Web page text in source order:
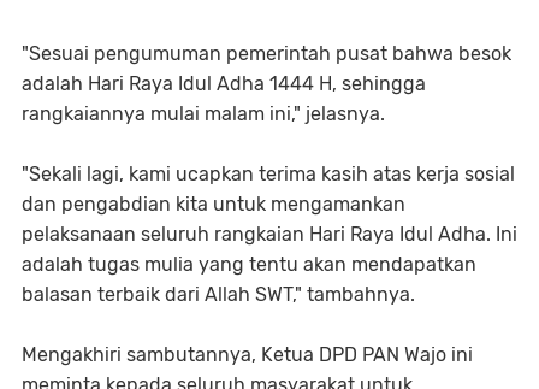
"Sesuai pengumuman pemerintah pusat bahwa besok
adalah Hari Raya Idul Adha 1444 H, sehingga
rangkaiannya mulai malam ini," jelasnya.
"Sekali lagi, kami ucapkan terima kasih atas kerja sosial
dan pengabdian kita untuk mengamankan
pelaksanaan seluruh rangkaian Hari Raya Idul Adha. Ini
adalah tugas mulia yang tentu akan mendapatkan
balasan terbaik dari Allah SWT," tambahnya.
Mengakhiri sambutannya, Ketua DPD PAN Wajo ini